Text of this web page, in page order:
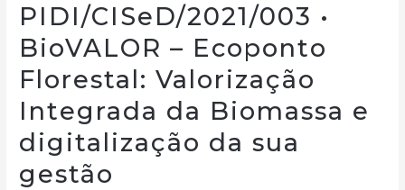
PIDI/CISeD/2021/003 •
BioVALOR – Ecoponto
Florestal: Valorização
Integrada da Biomassa e
digitalização da sua
gestão